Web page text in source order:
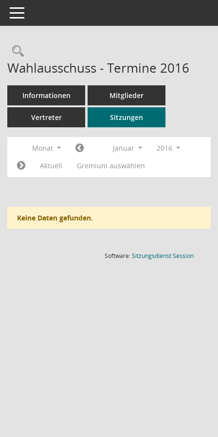
Toggle navigation
Rechercheauswahl
Wahlausschuss - Termine 2016
Informationen Mitglieder
Vertreter Sitzungen
Monat Januar
2016
Aktuell
Gremium auswählen
Keine Daten gefunden.
Software:SitzungsdienstSession(Wird in